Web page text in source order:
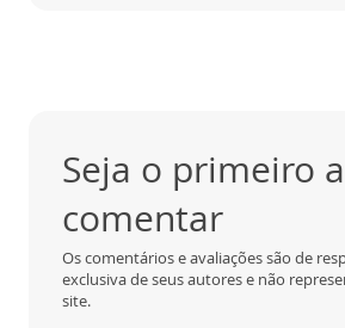
Seja o primeiro a
comentar
Os comentários e avaliações são de
exclusiva de seus autores e não
site.